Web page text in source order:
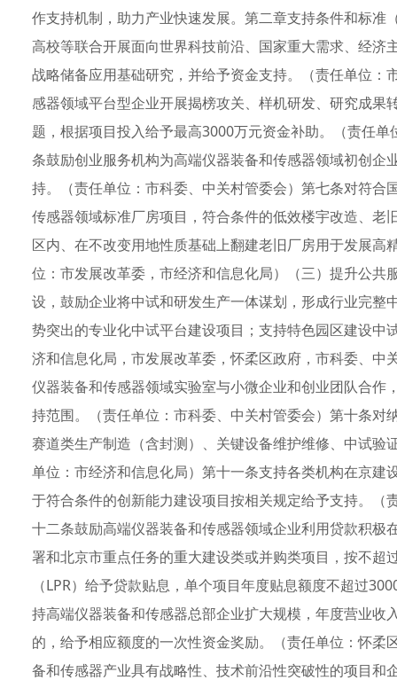
作支持机制，助力产业快速发展。第二章支持条件和标
高校等联合开展面向世界科技前沿、国家重大需求、经
战略储备应用基础研究，并给予资金支持。（责任单位
感器领域平台型企业开展揭榜攻关、样机研发、研究成果
题，根据项目投入给予最高3000万元资金补助。（责任
条鼓励创业服务机构为高端仪器装备和传感器领域初创
持。（责任单位：市科委、中关村管委会）第七条对符
传感器领域标准厂房项目，符合条件的低效楼宇改造、
区内、在不改变用地性质基础上翻建老旧厂房用于发展
位：市发展改革委，市经济和信息化局）（三）提升公
设，鼓励企业将中试和研发生产一体谋划，形成行业完
势突出的专业化中试平台建设项目；支持特色园区建设
济和信息化局，市发展改革委，怀柔区政府，市科委、
仪器装备和传感器领域实验室与小微企业和创业团队合
持范围。（责任单位：市科委、中关村管委会）第十条
赛道类生产制造（含封测）、关键设备维护维修、中试
单位：市经济和信息化局）第十一条支持各类机构在京
于符合条件的创新能力建设项目按相关规定给予支持。
十二条鼓励高端仪器装备和传感器领域企业利用贷款积
署和北京市重点任务的重大建设类或并购类项目，按不超
（LPR）给予贷款贴息，单个项目年度贴息额度不超过
持高端仪器装备和传感器总部企业扩大规模，年度营业
的，给予相应额度的一次性资金奖励。（责任单位：怀
备和传感器产业具有战略性、技术前沿性突破性的项目